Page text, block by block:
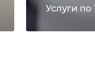
Услуги по